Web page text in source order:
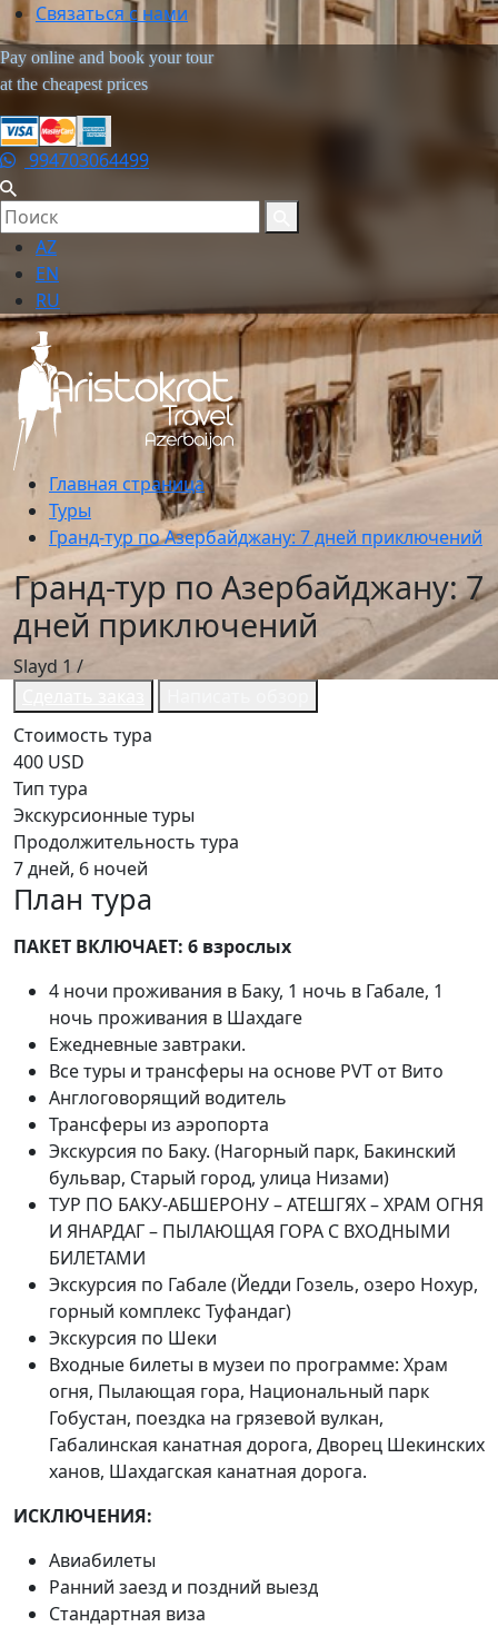
Связаться с нами
Pay online and book your tour
at the cheapest prices
994703064499
AZ
EN
RU
Главная страница
Туры
Гранд-тур по Азербайджану: 7 дней приключений
Гранд-тур по Азербайджану: 7
дней приключений
Slayd 1 /
Стоимость тура
400 USD
Тип тура
Экскурсионные туры
Продолжительность тура
7 дней, 6 ночей
План тура
ПАКЕТ ВКЛЮЧАЕТ: 6 взрослых
4 ночи проживания в Баку, 1 ночь в Габале, 1
ночь проживания в Шахдаге
Ежедневные завтраки.
Все туры и трансферы на основе PVT от Вито
Англоговорящий водитель
Трансферы из аэропорта
Экскурсия по Баку. (Нагорный парк, Бакинский
бульвар, Старый город, улица Низами)
ТУР ПО БАКУ-АБШЕРОНУ – АТЕШГЯХ – ХРАМ ОГНЯ
И ЯНАРДАГ – ПЫЛАЮЩАЯ ГОРА С ВХОДНЫМИ
БИЛЕТАМИ
Экскурсия по Габале (Йедди Гозель, озеро Нохур,
горный комплекс Туфандаг)
Экскурсия по Шеки
Входные билеты в музеи по программе: Храм
огня, Пылающая гора, Национальный парк
Гобустан, поездка на грязевой вулкан,
Габалинская канатная дорога, Дворец Шекинских
ханов, Шахдагская канатная дорога.
ИСКЛЮЧЕНИЯ:
Авиабилеты
Ранний заезд и поздний выезд
Стандартная виза